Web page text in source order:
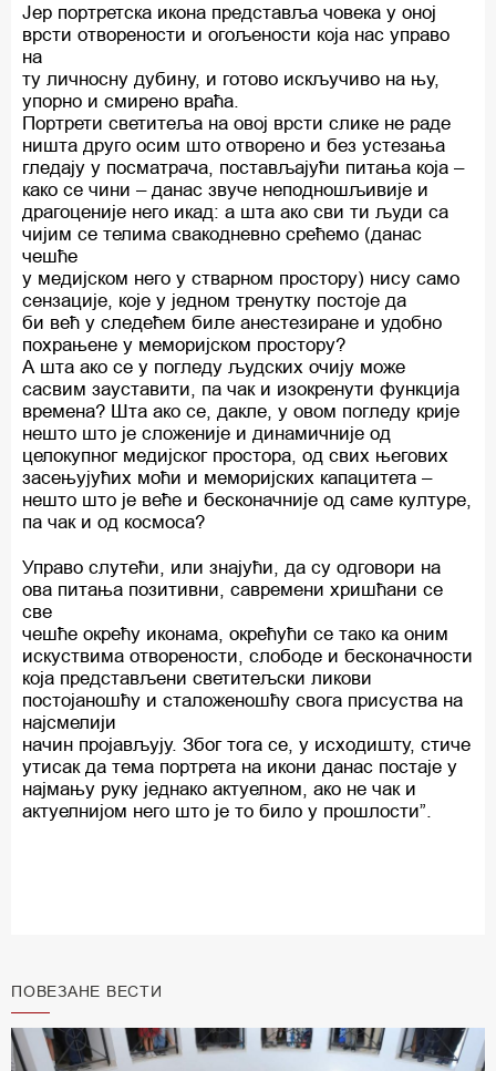
Јер портретска икона представља човека у оној
врсти отворености и огољености која нас управо
на
ту личносну дубину, и готово искључиво на њу,
упорно и смирено враћа.
Портрети светитеља на овој врсти слике не раде
ништа друго осим што отворено и без устезања
гледају у посматрача, постављајући питања која –
како се чини – данас звуче неподношљивије и
драгоценије него икад: а шта ако сви ти људи са
чијим се телима свакодневно срећемо (данас
чешће
у медијском него у стварном простору) нису само
сензације, које у једном тренутку постоје да
би већ у следећем биле анестезиране и удобно
похрањене у меморијском простору?
А шта ако се у погледу људских очију може
сасвим зауставити, па чак и изокренути функција
времена? Шта ако се, дакле, у овом погледу крије
нешто што је сложеније и динамичније од
целокупног медијског простора, од свих његових
засењујућих моћи и меморијских капацитета –
нешто што је веће и бесконачније од саме културе,
па чак и од космоса?
Управо слутећи, или знајући, да су одговори на
ова питања позитивни, савремени хришћани се
све
чешће окрећу иконама, окрећући се тако ка оним
искуствима отворености, слободе и бесконачности
која представљени светитељски ликови
постојаношћу и сталоженошћу свога присуства на
најсмелији
начин пројављују. Због тога се, у исходишту, стиче
утисак да тема портрета на икони данас постаје у
најмању руку једнако актуелном, ако не чак и
актуелнијом него што је то било у прошлости”.
ПОВЕЗАНЕ ВЕСТИ